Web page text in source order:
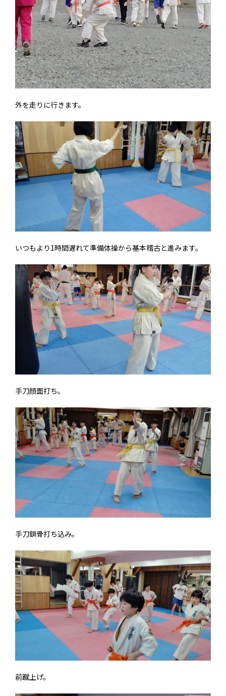
外を走りに行きます。
いつもより1時間遅れて準備体操から基本稽古と進みます。
手刀顔面打ち。
手刀鎖骨打ち込み。
前蹴上げ。